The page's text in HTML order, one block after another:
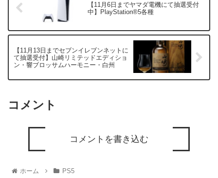
【11月6日までヤマダ電機にて抽選受付
中】PlayStation®5各種
【11月13日までセブンイレブンネットに
て抽選受付】山崎リミテッドエディショ
ン・響ブロッサムハーモニー・白州
コメント
コメントを書き込む
ホーム PS5